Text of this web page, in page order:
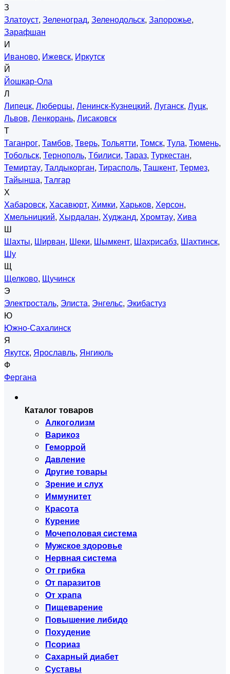
З
Златоуст, Зеленоград, Зеленодольск, Запорожье,
Зарафшан
И
Иваново, Ижевск, Иркутск
Й
Йошкар-Ола
Л
Липецк, Люберцы, Ленинск-Кузнецкий, Луганск, Луцк,
Львов, Ленкорань, Лисаковск
Т
Таганрог, Тамбов, Тверь, Тольятти, Томск, Тула, Тюмень,
Тобольск, Тернополь, Тбилиси, Тараз, Туркестан,
Темиртау, Талдыкорган, Тирасполь, Ташкент, Термез,
Тайынша, Талгар
Х
Хабаровск, Хасавюрт, Химки, Харьков, Херсон,
Хмельницкий, Хырдалан, Худжанд, Хромтау, Хива
Ш
Шахты, Ширван, Шеки, Шымкент, Шахрисабз, Шахтинск,
Шу
Щ
Щелково, Щучинск
Э
Электросталь, Элиста, Энгельс, Экибастуз
Ю
Южно-Сахалинск
Я
Якутск, Ярославль, Янгиюль
Ф
Фергана
Каталог товаров
Алкоголизм
Варикоз
Геморрой
Давление
Другие товары
Зрение и слух
Иммунитет
Красота
Курение
Мочеполовая система
Мужское здоровье
Нервная система
От грибка
От паразитов
От храпа
Пищеварение
Повышение либидо
Похудение
Псориаз
Сахарный диабет
Суставы